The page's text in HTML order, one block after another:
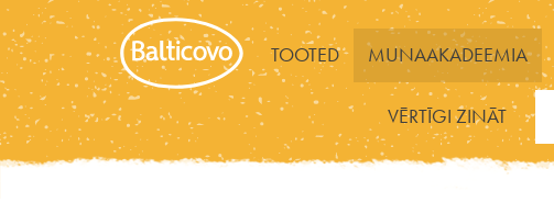
TOOTED MUNAAKADEEMIA
VĒRTĪGI ZINĀT